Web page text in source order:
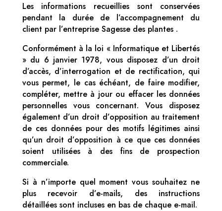
Les informations recueillies sont conservées
pendant la durée de l’accompagnement du
client par l’entreprise Sagesse des plantes .
Conformément à la loi « Informatique et Libertés
» du 6 janvier 1978, vous disposez d’un droit
d’accès, d’interrogation et de rectification, qui
vous permet, le cas échéant, de faire modifier,
compléter, mettre à jour ou effacer les données
personnelles vous concernant. Vous disposez
également d’un droit d’opposition au traitement
de ces données pour des motifs légitimes ainsi
qu’un droit d’opposition à ce que ces données
soient utilisées à des fins de prospection
commerciale.
Si à n’importe quel moment vous souhaitez ne
plus recevoir d’e-mails, des instructions
détaillées sont incluses en bas de chaque e-mail.